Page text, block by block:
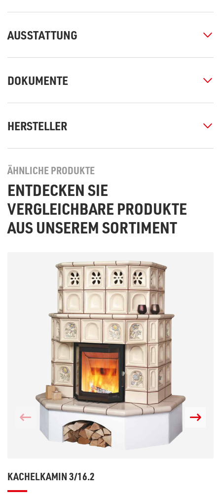
AUSSTATTUNG
DOKUMENTE
HERSTELLER
ÄHNLICHE PRODUKTE
ENTDECKEN SIE
VERGLEICHBARE PRODUKTE
AUS UNSEREM SORTIMENT
KACHELKAMIN 3/16.2